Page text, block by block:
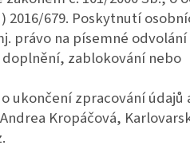
2016/679. Poskytnutí
právo na písemné odvolání
zablokování nebo
ukončení zpracování údajů
Kropáčová,